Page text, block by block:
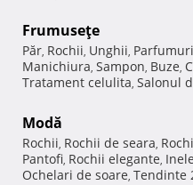
Frumuseţe
Păr, Rochii, Unghii, Parfumuri
Manichiura, Sampon, Buze,
Tratament celulita, Salonul
Modă
Rochii, Rochii de seara,
Pantofi, Rochii elegante,
Ochelari de soare, Tendinte